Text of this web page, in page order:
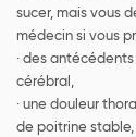
sucer, mais vous
médecin si vous
· des
cérébral,
· une douleur
de poitrine stable,